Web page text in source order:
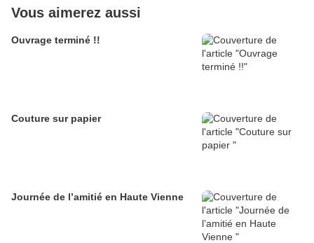
Vous aimerez aussi
Ouvrage terminé !!
Couture sur papier
Journée de l’amitié en Haute Vienne